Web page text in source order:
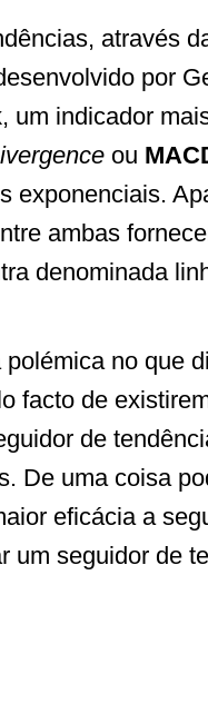
através
por
um indicador
ou
exponenciais.
ambas
denominada
no que
facto de
de
De uma coisa
eficácia a
um seguidor de